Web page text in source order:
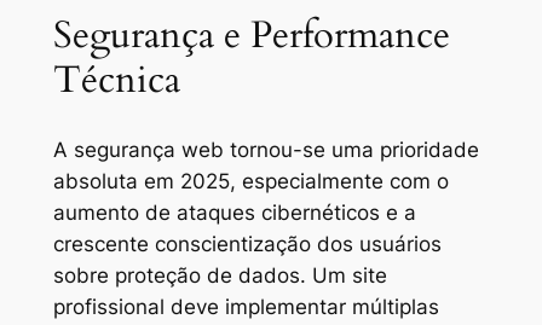
Segurança e Performance
Técnica
A segurança web tornou-se uma prioridade
absoluta em 2025, especialmente com o
aumento de ataques cibernéticos e a
crescente conscientização dos usuários
sobre proteção de dados. Um site
profissional deve implementar múltiplas